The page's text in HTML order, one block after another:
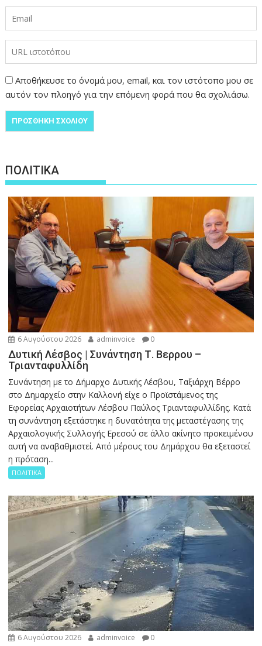
Αποθήκευσε το όνομά μου, email, και τον ιστότοπο μου σε
αυτόν τον πλοηγό για την επόμενη φορά που θα σχολιάσω.
ΠΟΛΙΤΙΚΑ
6 Αυγούστου 2026 adminvoice 0
Δυτική Λέσβος | Συνάντηση Τ. Βερρου –
Τριανταφυλλίδη
Συνάντηση με το Δήμαρχο Δυτικής Λέσβου, Ταξιάρχη Βέρρο
στο Δημαρχείο στην Καλλονή είχε ο Προϊστάμενος της
Εφορείας Αρχαιοτήτων Λέσβου Παύλος Τριανταφυλλίδης. Κατά
τη συνάντηση εξετάστηκε η δυνατότητα της μεταστέγασης της
Αρχαιολογικής Συλλογής Ερεσού σε άλλο ακίνητο προκειμένου
αυτή να αναβαθμιστεί. Από μέρους του Δημάρχου θα εξεταστεί
η πρόταση...
ΠΟΛΙΤΙΚΑ
6 Αυγούστου 2026 adminvoice 0